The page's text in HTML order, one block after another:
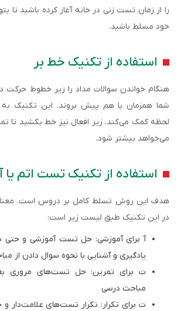
را از زمان تست زنی در خانه آغاز کرده باشید تا
خود مسلط باشید.
استفاده از تکنیک خط بر
هنگام خواندن سوالات مداد را زیر خطوط
شما همزمان با هم پیش بروند. این تکنیک به
لحظه کمک می‌کند. زیر افعال نیز خط بکشید تا
می‌خواهد بیشتر شود.
استفاده از تکنیک تست اتم یا
هدف این روش تسلط کامل بر دروس است.
در این تکنیک طبق لیست زیر است:
آ برای آموزشی: حل تست آموزشی و حتی
یادگیری و آشنایی با نحوه سوال دادن از
ت برای تمرین: حل تست‌های مروری
مباحث درسی
ت برای تکرار: تکرار تست‌های علامت‌دار